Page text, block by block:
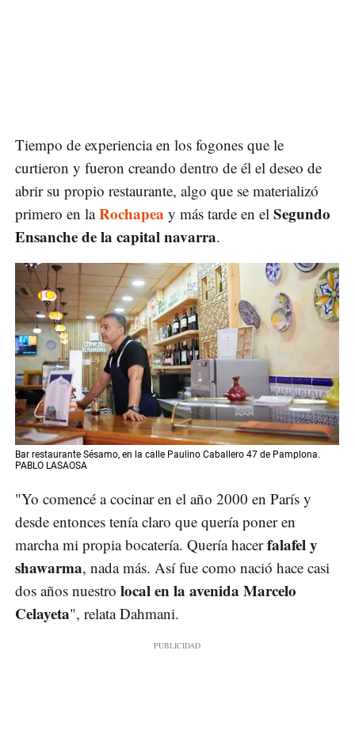
Tiempo de experiencia en los fogones que le
curtieron y fueron creando dentro de él el deseo de
abrir su propio restaurante, algo que se materializó
primero en laRochapea y más tarde en el Segundo
Ensanche de la capital navarra.
Bar restaurante Sésamo, en la calle Paulino Caballero 47 de Pamplona.
PABLO LASAOSA
"Yo comencé a cocinar en el año 2000 en París y
desde entonces tenía claro que quería poner en
marcha mi propia bocatería. Quería hacerfalafel y
shawarma, nada más. Así fue como nació hace casi
dos años nuestro local en la avenida Marcelo
Celayeta", relata Dahmani.